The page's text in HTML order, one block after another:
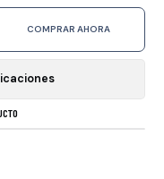
COMPRAR AHORA